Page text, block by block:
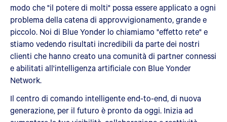
modo che "il potere di molti" possa essere applicato a ogni
problema della catena di approvvigionamento, grande e
piccolo. Noi di Blue Yonder lo chiamiamo "effetto rete" e
stiamo vedendo risultati incredibili da parte dei nostri
clienti che hanno creato una comunità di partner connessi
e abilitati all'intelligenza artificiale con Blue Yonder
Network.
Il centro di comando intelligente end-to-end, di nuova
generazione, per il futuro è pronto da oggi. Inizia ad